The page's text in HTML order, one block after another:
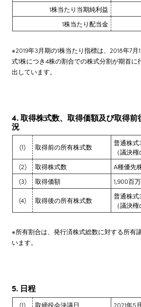
1株当たり当期純利益
1株当たり配当金
※2019年3月期の1株当たり指標は、2018年7
式1株につき4株の割合での株式分割が期首
出しています。
4. 取得株式数、取得価額及び取得前
況
(1) 取得前の所有株式数
普通株
（議決
(2)
取得株式数
A種優先
(3)
取得価額 1,900百
(4) 取得後の所有株式数
普通株式
（議決
※所有割合は、発行済株式総数に対する所有
います。
5. 日程
(1) 取締役会決議日
2021年5